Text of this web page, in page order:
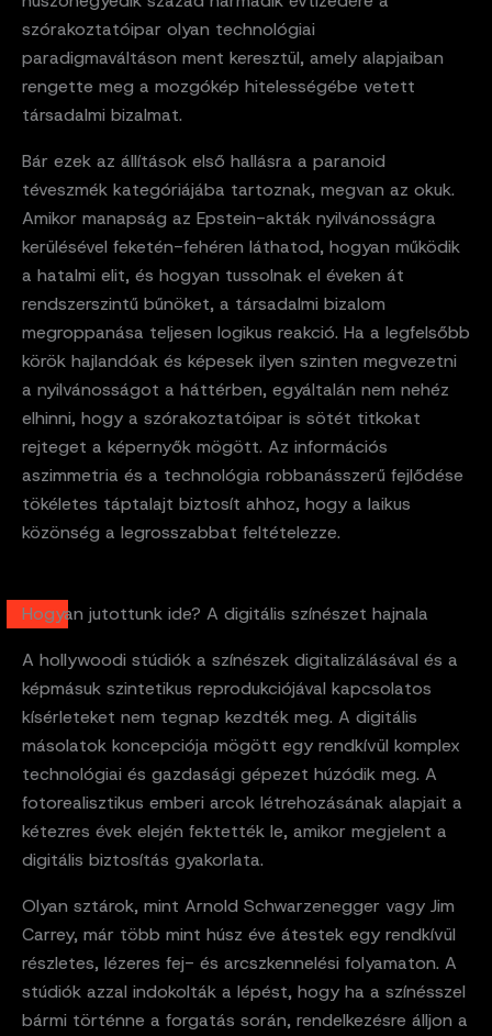
szórakoztatóipar olyan technológiai
paradigmaváltáson ment keresztül, amely alapjaiban
rengette meg a mozgókép hitelességébe vetett
társadalmi bizalmat.
Bár ezek az állítások első hallásra a paranoid
téveszmék kategóriájába tartoznak, megvan az okuk.
Amikor manapság az Epstein-akták nyilvánosságra
kerülésével feketén-fehéren láthatod, hogyan működik
a hatalmi elit, és hogyan tussolnak el éveken át
rendszerszintű bűnöket, a társadalmi bizalom
megroppanása teljesen logikus reakció. Ha a legfelsőbb
körök hajlandóak és képesek ilyen szinten megvezetni
a nyilvánosságot a háttérben, egyáltalán nem nehéz
elhinni, hogy a szórakoztatóipar is sötét titkokat
rejteget a képernyők mögött. Az információs
aszimmetria és a technológia robbanásszerű fejlődése
tökéletes táptalajt biztosít ahhoz, hogy a laikus
közönség a legrosszabbat feltételezze.
Hogyan jutottunk ide? A digitális színészet hajnala
A hollywoodi stúdiók a színészek digitalizálásával és a
képmásuk szintetikus reprodukciójával kapcsolatos
kísérleteket nem tegnap kezdték meg. A digitális
másolatok koncepciója mögött egy rendkívül komplex
technológiai és gazdasági gépezet húzódik meg. A
fotorealisztikus emberi arcok létrehozásának alapjait a
kétezres évek elején fektették le, amikor megjelent a
digitális biztosítás gyakorlata.
Olyan sztárok, mint Arnold Schwarzenegger vagy Jim
Carrey, már több mint húsz éve átestek egy rendkívül
részletes, lézeres fej- és arcszkennelési folyamaton. A
stúdiók azzal indokolták a lépést, hogy ha a színésszel
bármi történne a forgatás során, rendelkezésre álljon a